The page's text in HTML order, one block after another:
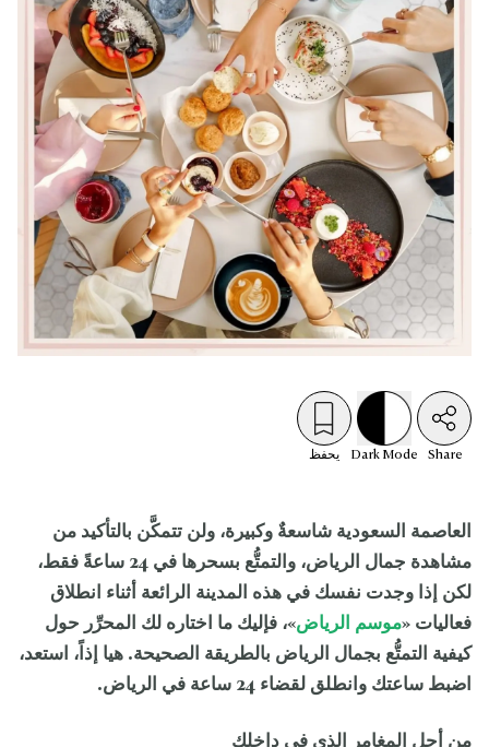
Share
Dark Mode يحفظ
العاصمة السعودية شاسعةٌ وكبيرة، ولن تتمكَّن بالتأكيد من
مشاهدة جمال الرياض، والتمتُّع بسحرها في 24 ساعةً فقط،
لكن إذا وجدت نفسك في هذه المدينة الرائعة أثناء انطلاق
فعاليات «موسم الرياض»، فإليك ما اختاره لك المحرِّر حول
كيفية التمتُّع بجمال الرياض بالطريقة الصحيحة. هيا إذاً، استعد،
اضبط ساعتك وانطلق لقضاء 24 ساعة في الرياض.
من أجل المغامر الذي في داخلك